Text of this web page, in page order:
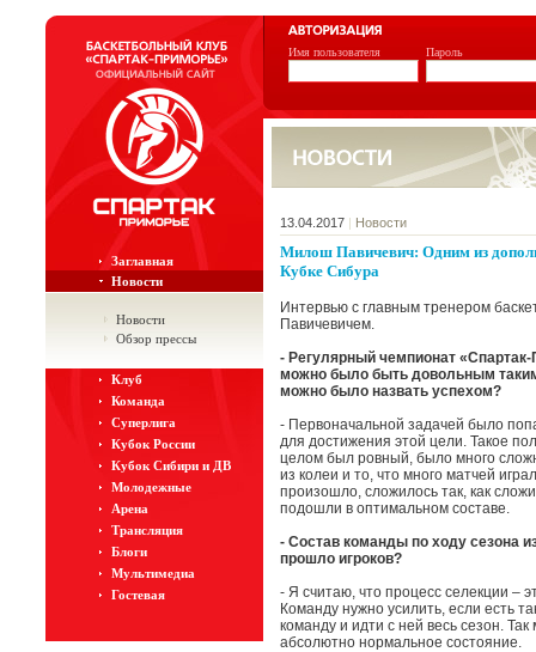
Имя пользователя Пароль
Заглавная
Новости
Новости
Обзор прессы
Клуб
Команда
Суперлига
Кубок России
Кубок Сибири и ДВ
Молодежные
Арена
Трансляция
Блоги
Мультимедиа
Гостевая
13.04.2017 | Новости
Милош Павичевич: Одним из
Кубке Сибура
Интервью с главным тренером
Павичевичем.
- Регулярный чемпионат
можно было быть довольным
можно было назвать успехом?
- Первоначальной задачей было
для достижения этой цели. Такое
целом был ровный, было много
из колеи и то, что много матчей
произошло, сложилось так, как
подошли в оптимальном составе.
- Состав команды по ходу сезона
прошло игроков?
- Я считаю, что процесс селекции –
Команду нужно усилить, если есть
команду и идти с ней весь сезон.
абсолютно нормальное состояние.